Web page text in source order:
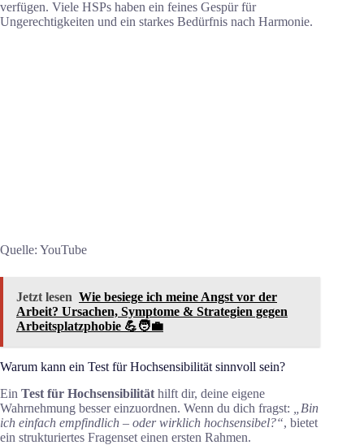
verfügen. Viele HSPs haben ein feines Gespür für
Ungerechtigkeiten und ein starkes Bedürfnis nach Harmonie.
Quelle: YouTube
Jetzt lesen Wie besiege ich meine Angst vor der
Arbeit? Ursachen, Symptome & Strategien gegen
Arbeitsplatzphobie 💪🧑‍💼
Warum kann ein Test für Hochsensibilität sinnvoll sein?
Ein Test für Hochsensibilität hilft dir, deine eigene
Wahrnehmung besser einzuordnen. Wenn du dich fragst:
„Bin
ich einfach empfindlich – oder wirklich hochsensibel?“, bietet
ein strukturiertes Fragenset einen ersten Rahmen.